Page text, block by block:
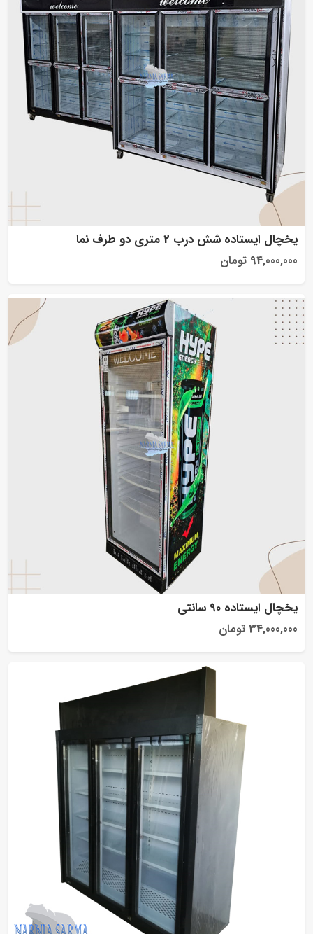
یخچال ایستاده شش درب 2 متری دو طرف نما
94,000,000 تومان
یخچال ایستاده 90 سانتی
34,000,000 تومان